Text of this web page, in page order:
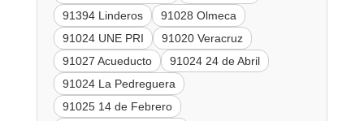
91394 Linderos
91028 Olmeca
91024 UNE PRI
91020 Veracruz
91027 Acueducto
91024 24 de Abril
91024 La Pedreguera
91025 14 de Febrero